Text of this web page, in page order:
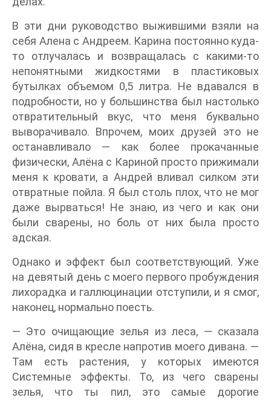
В эти дни руководство выжившими взяли на
себя Алена с Андреем. Карина постоянно куда-
то отлучалась и возвращалась с какими-то
непонятными жидкостями в пластиковых
бутылках объемом 0,5 литра. Не вдавался в
подробности, но у большинства был настолько
отвратительный вкус, что меня буквально
выворачивало. Впрочем, моих друзей это не
останавливало — как более прокачанные
физически, Алёна с Кариной просто прижимали
меня к кровати, а Андрей вливал силком эти
отвратные пойла. Я был столь плох, что не мог
даже вырваться! Не знаю, из чего и как они
были сварены, но боль от них была просто
адская.
Однако и эффект был соответствующий. Уже
на девятый день с моего первого пробуждения
лихорадка и галлюцинации отступили, и я смог,
наконец, нормально поесть.
— Это очищающие зелья из леса, — сказала
Алёна, сидя в кресле напротив моего дивана. —
Там есть растения, у которых имеются
Системные эффекты. То, из чего сварены
зелья, что ты пил, это самые дорогие